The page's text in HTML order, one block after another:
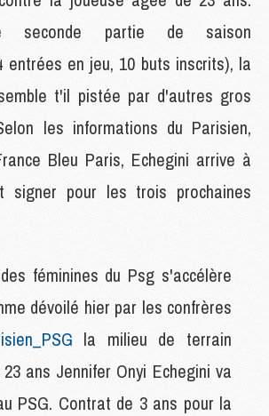
seconde partie de saison
entrées en jeu, 10 buts inscrits), la
t'il pistée par d'autres gros
les informations du Parisien,
Bleu Paris, Echegini arrive à
signer pour les trois prochaines
féminines du Psg s'accélère
dévoilé hier par les confrères
la milieu de terrain
ans Jennifer Onyi Echegini va
PSG. Contrat de 3 ans pour la